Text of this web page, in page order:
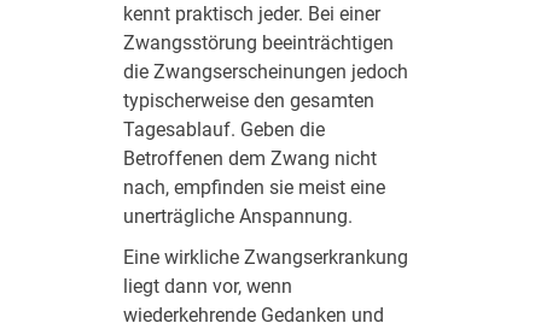
kennt praktisch jeder. Bei einer
Zwangsstörung beeinträchtigen
die Zwangserscheinungen jedoch
typischerweise den gesamten
Tagesablauf. Geben die
Betroffenen dem Zwang nicht
nach, empfinden sie meist eine
unerträgliche Anspannung.
Eine wirkliche Zwangserkrankung
liegt dann vor, wenn
wiederkehrende Gedanken und